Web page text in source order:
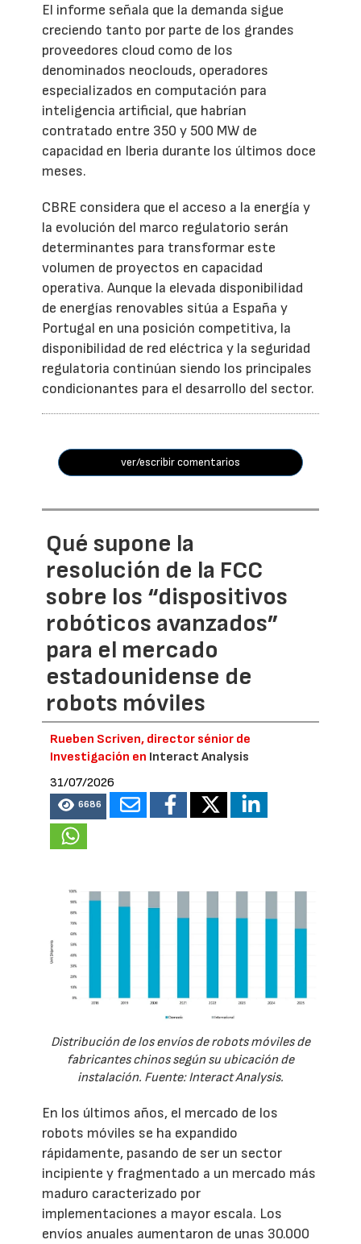
El informe señala que la demanda sigue
creciendo tanto por parte de los grandes
proveedores cloud como de los
denominados neoclouds, operadores
especializados en computación para
inteligencia artificial, que habrían
contratado entre 350 y 500 MW de
capacidad en Iberia durante los últimos doce
meses.
CBRE considera que el acceso a la energía y
la evolución del marco regulatorio serán
determinantes para transformar este
volumen de proyectos en capacidad
operativa. Aunque la elevada disponibilidad
de energías renovables sitúa a España y
Portugal en una posición competitiva, la
disponibilidad de red eléctrica y la seguridad
regulatoria continúan siendo los principales
condicionantes para el desarrollo del sector.
ver/escribir comentarios
Qué supone la
resolución de la FCC
sobre los “dispositivos
robóticos avanzados”
para el mercado
estadounidense de
robots móviles
Rueben Scriven, director sénior de
Investigación en Interact Analysis
31/07/2026
6686
Distribución de los envíos de robots móviles de
fabricantes chinos según su ubicación de
instalación. Fuente: Interact Analysis.
En los últimos años, el mercado de los
robots móviles se ha expandido
rápidamente, pasando de ser un sector
incipiente y fragmentado a un mercado más
maduro caracterizado por
implementaciones a mayor escala. Los
envíos anuales aumentaron de unas 30.000